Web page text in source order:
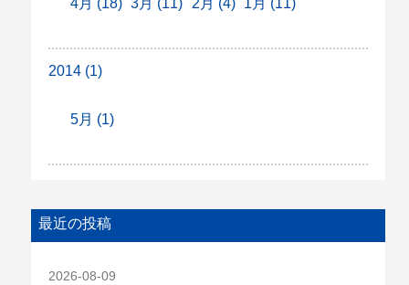
4月 (18) 3月 (11) 2月 (4) 1月 (11)
2014 (1)
5月 (1)
最近の投稿
2026-08-09